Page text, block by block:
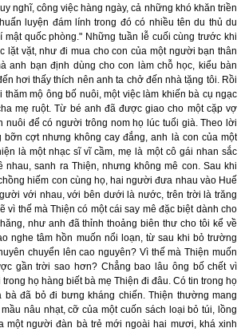
nghĩ, công việc hàng ngày, cả những khó khăn triền
luyện đám lính trong đó có nhiều tên du thủ du
mật quốc phòng." Những tuần lễ cuối cùng trước khi
lặt vặt, như đi mua cho con của một người bạn thân
anh bạn định dùng cho con làm chỗ học, kiểu bàn
hơi thấy thích nên anh ta chở đến nhà tặng tôi. Rồi
mộ ông bố nuôi, một việc làm khiến bà cụ ngạc
mẹ ruột. Từ bé anh đã được giao cho một cặp vợ
nuôi để có người trông nom họ lúc tuổi già. Theo lời
bỡn cợt nhưng không cay đắng, anh là con của một
là một nhạc sĩ vĩ cầm, mẹ là một cô gái nhan sắc
nhau, sanh ra Thiện, nhưng không mê con. Sau khi
hiếm con cùng họ, hai người đưa nhau vào Huế
với nhau, với bên dưới là nước, trên trời là trăng
vì thế mà Thiện có một cái say mê đặc biệt dành cho
như anh đã thỉnh thoảng biên thư cho tôi kể về
nghe tâm hồn muốn nổi loạn, từ sau khi bỏ trường
chuyển lên cao nguyên? Vì thế mà Thiện muốn
gần trời sao hơn? Chẳng bao lâu ông bố chết vì
họ hàng biết bà mẹ Thiện đi đâu. Có tin trong họ
bà đã bỏ đi bưng kháng chiến. Thiện thường mang
nâu nhạt, cỡ của một cuốn sách loại bỏ túi, lồng
một người đàn bà trẻ mới ngoài hai mươi, khá xinh